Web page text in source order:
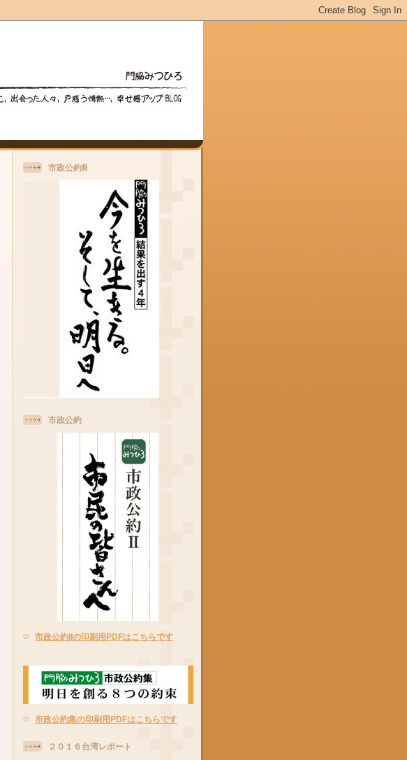
市政公約Ⅲ
市政公約
市政公約IIの印刷用PDFはこちらです
市政公約集の印刷用PDFはこちらです
２０１６台湾レポート